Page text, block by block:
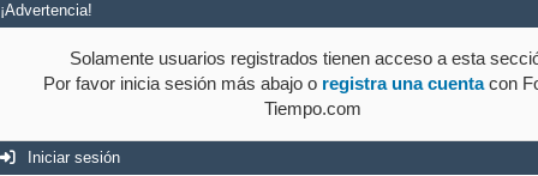
¡Advertencia!
Solamente usuarios registrados tienen acceso a esta
Por favor inicia sesión más abajo o registra una cuentacon
Tiempo.com
Iniciar sesión